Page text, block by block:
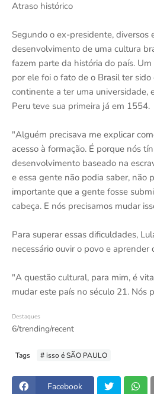
Atraso histórico
Segundo o ex-presidente, diversos
desenvolvimento de uma cultura
fazem parte da história do país.
por ele foi o fato de o Brasil ter
continente a ter uma universidade,
Peru teve sua primeira já em 1554.
"Alguém precisava me explicar
acesso à formação. É porque nós
desenvolvimento baseado na
e essa gente não podia saber, não
importante que a gente fosse
cabeça. E nós precisamos mudar
Para superar essas dificuldades,
necessário ouvir o povo e aprender
"A questão cultural, para mim, é
mudar este país no século 21. Nós
Destaques
6/trending/recent
Tags # isso é SÃO PAULO
Facebook